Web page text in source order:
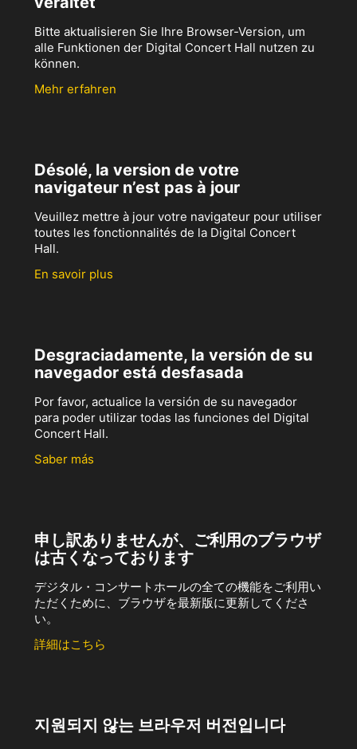
Bitte aktualisieren Sie Ihre Browser-Version, um
alle Funktionen der Digital Concert Hall nutzen zu
können.
Mehr erfahren
Désolé, la version de votre
navigateur n’est pas à jour
Veuillez mettre à jour votre navigateur pour utiliser
toutes les fonctionnalités de la Digital Concert
Hall.
En savoir plus
Desgraciadamente, la versión de su
navegador está desfasada
Por favor, actualice la versión de su navegador
para poder utilizar todas las funciones del Digital
Concert Hall.
Saber más
申し訳ありませんが、ご利用のブラウザ
は古くなっております
デジタル・コンサートホールの全ての機能をご利用い
ただくために、ブラウザを最新版に更新してくださ
い。
詳細はこちら
지원되지 않는 브라우저 버전입니다